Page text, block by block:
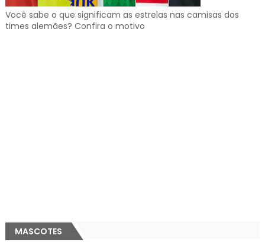
Você sabe o que significam as estrelas nas camisas dos
times alemães? Confira o motivo
MASCOTES